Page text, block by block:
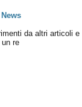
da altri articoli e
re